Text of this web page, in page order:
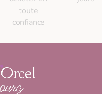
toute
confiance